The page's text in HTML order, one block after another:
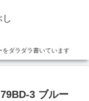
ダラダラ書いています
3 ブルー